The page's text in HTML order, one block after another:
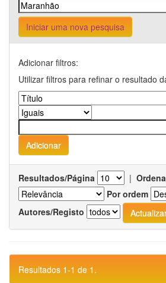
Iniciar uma nova pesquisa
Adicionar filtros:
Utilizar filtros para refinar o resultado
Resultados/Página |
Por ordem
Autores/Registo
Resultados 1-1 de 1.